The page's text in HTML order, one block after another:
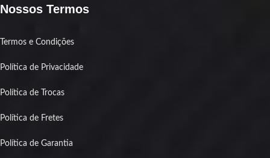
Nossos Termos
Termos e Condições
Política de Privacidade
Política de Trocas
Política de Fretes
Política de Garantia